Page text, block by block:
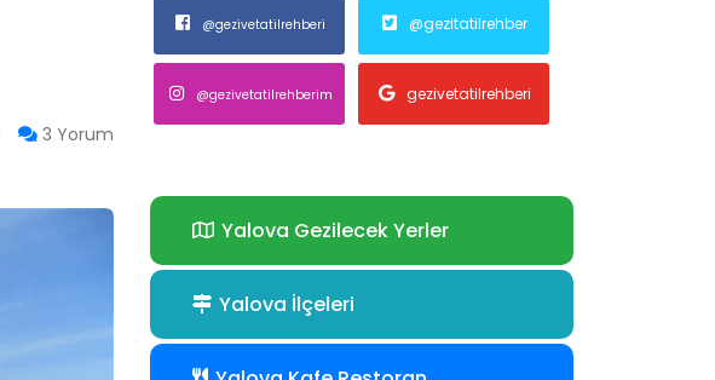
3 Yorum
@gezivetatilrehberi @gezitatilrehber
@gezivetatilrehberim gezivetatilrehberi
Yalova Gezilecek Yerler
Yalova İlçeleri